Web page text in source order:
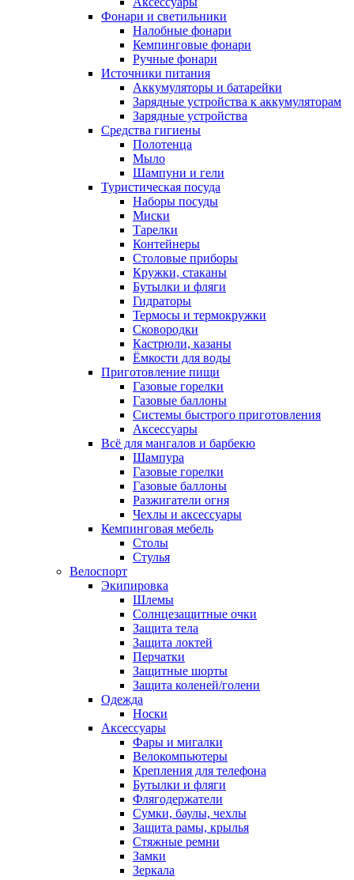
Фонари и светильники
Налобные фонари
Кемпинговые фонари
Ручные фонари
Источники питания
Аккумуляторы и батарейки
Зарядные устройства к аккумуляторам
Зарядные устройства
Средства гигиены
Полотенца
Мыло
Шампуни и гели
Туристическая посуда
Наборы посуды
Миски
Тарелки
Контейнеры
Столовые приборы
Кружки, стаканы
Бутылки и фляги
Гидраторы
Термосы и термокружки
Сковородки
Кастрюли, казаны
Ёмкости для воды
Приготовление пищи
Газовые горелки
Газовые баллоны
Системы быстрого приготовления
Аксессуары
Всё для мангалов и барбекю
Шампура
Газовые горелки
Газовые баллоны
Разжигатели огня
Чехлы и аксессуары
Кемпинговая мебель
Столы
Стулья
Велоспорт
Экипировка
Шлемы
Солнцезащитные очки
Защита тела
Защита локтей
Перчатки
Защитные шорты
Защита коленей/голени
Одежда
Носки
Аксессуары
Фары и мигалки
Велокомпьютеры
Крепления для телефона
Бутылки и фляги
Флягодержатели
Сумки, баулы, чехлы
Защита рамы, крылья
Стяжные ремни
Замки
Зеркала